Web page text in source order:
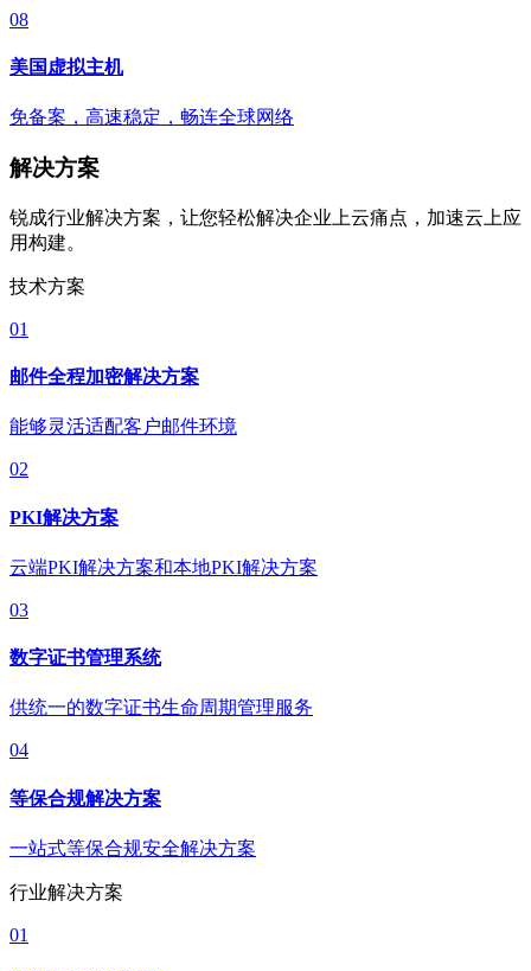
08
美国虚拟主机
免备案，高速稳定，畅连全球网络
解决方案
锐成行业解决方案，让您轻松解决企业上云痛点，加速云上应
用构建。
技术方案
01
邮件全程加密解决方案
能够灵活适配客户邮件环境
02
PKI解决方案
云端PKI解决方案和本地PKI解决方案
03
数字证书管理系统
供统一的数字证书生命周期管理服务
04
等保合规解决方案
一站式等保合规安全解决方案
行业解决方案
01